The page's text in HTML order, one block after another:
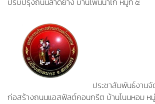
ประชาสัมพันธ์งาน
ก่อสร้างถนนแอสฟัลต์คอนกรีต บ้านโนนหอม ห